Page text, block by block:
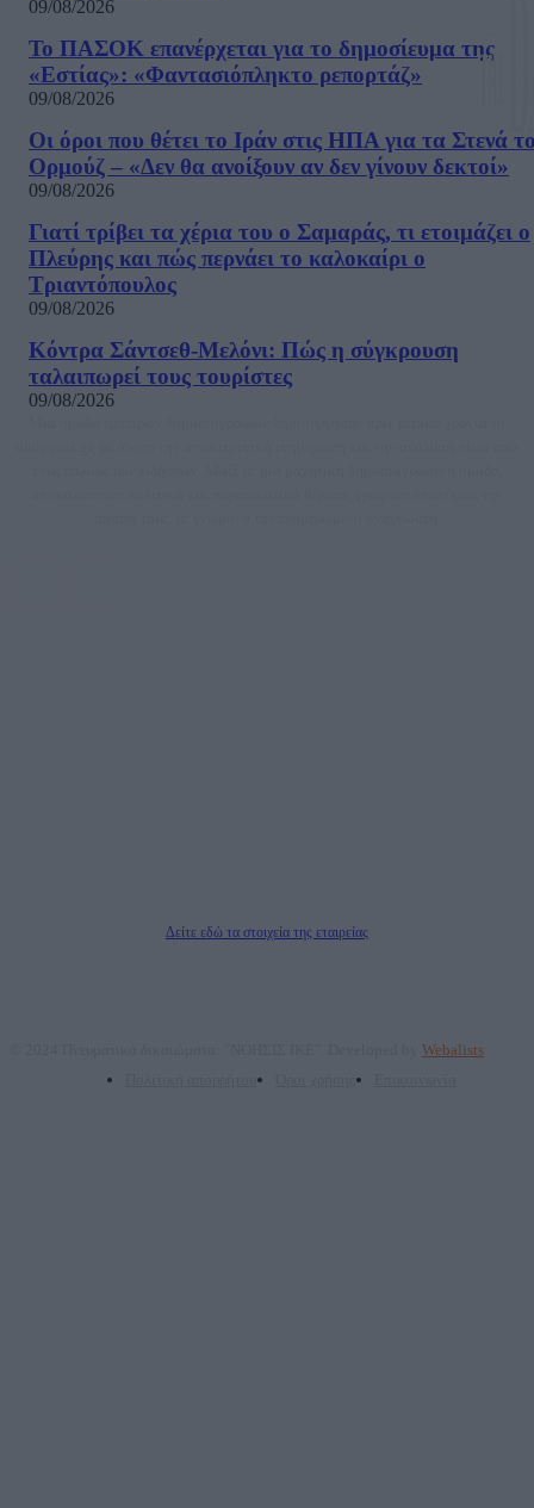
09/08/2026
Το ΠΑΣΟΚ επανέρχεται για το δημοσίευμα της
«Εστίας»: «Φαντασιόπληκτο ρεπορτάζ»
09/08/2026
Οι όροι που θέτει το Ιράν στις ΗΠΑ για τα Στενά
Ορμούζ – «Δεν θα ανοίξουν αν δεν γίνουν δεκτοί»
09/08/2026
Γιατί τρίβει τα χέρια του ο Σαμαράς, τι ετοιμάζει ο
Πλεύρης και πώς περνάει το καλοκαίρι ο
Τριαντόπουλος
09/08/2026
Κόντρα Σάντσεθ-Μελόνι: Πώς η σύγκρουση
ταλαιπωρεί τους τουρίστες
09/08/2026
Δείτε εδώ τα στοιχεία της εταιρείας
Webalists